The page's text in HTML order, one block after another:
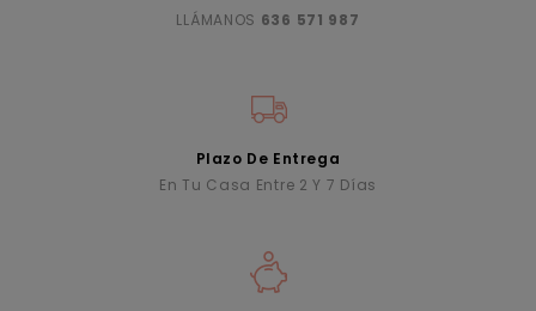
LLÁMANOS 636 571 987
Plazo De Entrega
En Tu Casa Entre 2 Y 7 Días